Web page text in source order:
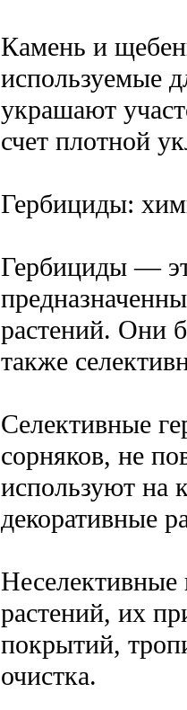
Камень и
используемые
украшают
счет плотной
Гербициды:
Гербициды —
растений. Они
также
Селективные
сорняков, не
используют на
декоративные
растений, их
покрытий,
очистка.